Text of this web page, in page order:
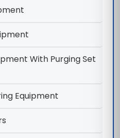
With Purging Set
Equipment